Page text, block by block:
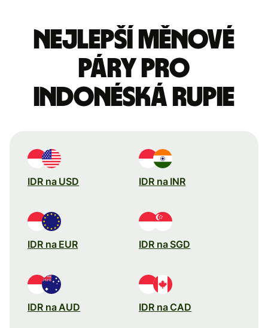
Nejlepší měnové
páry pro
indonéská rupie
IDR na USD IDR na INR
IDR na EUR IDR na SGD
IDR na AUD IDR na CAD